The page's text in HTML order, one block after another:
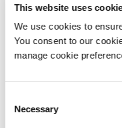
This website uses
We use cookies to
You consent to our
manage cookie
Selection
Necessary